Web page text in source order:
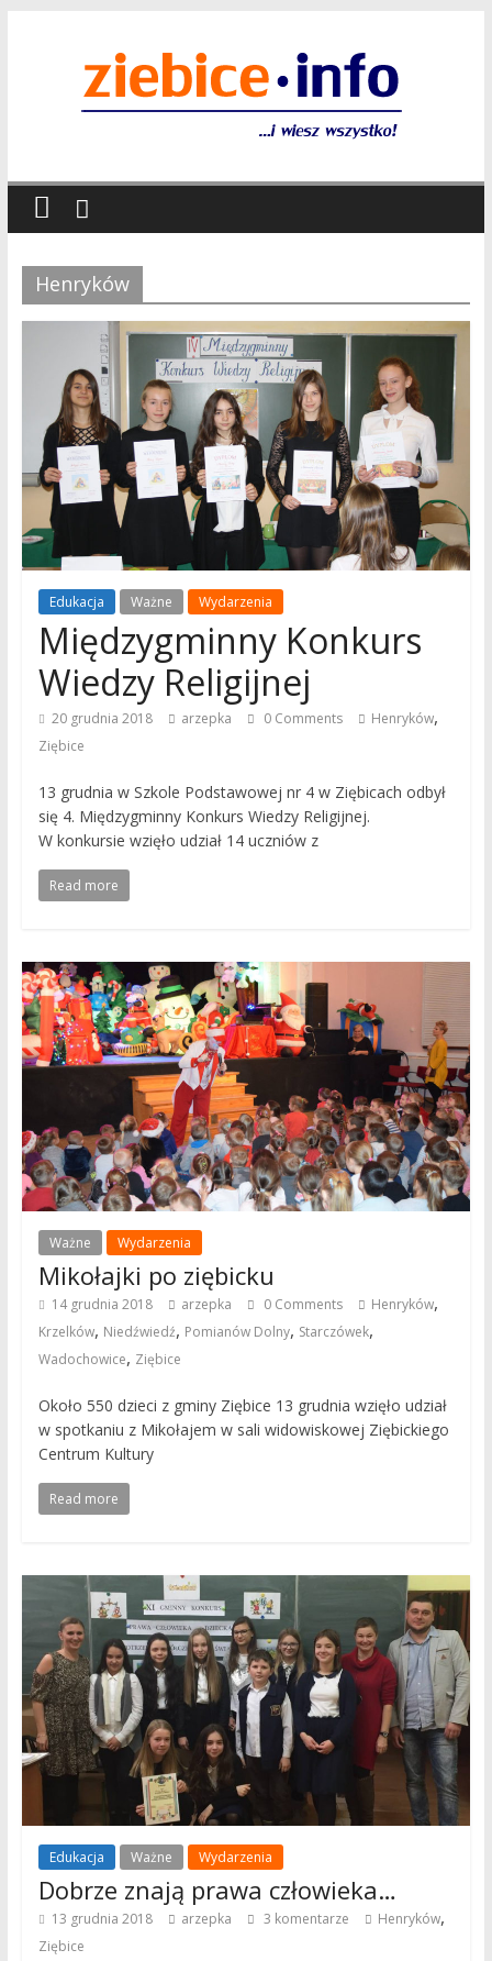
Henryków
Edukacja Ważne Wydarzenia
Międzygminny Konkurs
Wiedzy Religijnej
20 grudnia 2018 arzepka 0 Comments Henryków,
Ziębice
13 grudnia w Szkole Podstawowej nr 4 w Ziębicach odbył
się 4. Międzygminny Konkurs Wiedzy Religijnej.
W konkursie wzięło udział 14 uczniów z
Read more
Ważne Wydarzenia
Mikołajki po ziębicku
14 grudnia 2018 arzepka 0 Comments Henryków,
Krzelków, Niedźwiedź, Pomianów Dolny, Starczówek,
Wadochowice, Ziębice
Około 550 dzieci z gminy Ziębice 13 grudnia wzięło udział
w spotkaniu z Mikołajem w sali widowiskowej Ziębickiego
Centrum Kultury
Read more
Edukacja Ważne Wydarzenia
Dobrze znają prawa człowieka…
13 grudnia 2018 arzepka 3 komentarze Henryków,
Ziębice